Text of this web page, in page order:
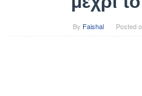
By Faishal Posted